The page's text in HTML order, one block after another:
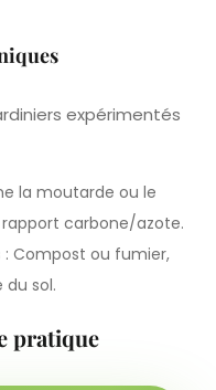
expérimentés
la moutarde ou le
carbone/azote.
: Compost ou fumier,
sol.
pratique